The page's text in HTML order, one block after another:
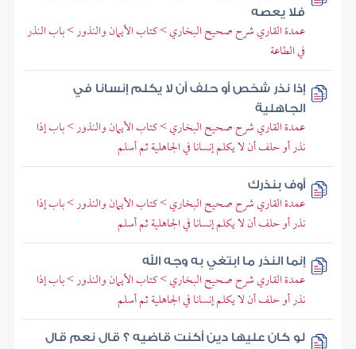
فلا يعصه
عمدة القاري شرح صحيح البخاري > كتاب الأيمان والنذور > باب النذر
في الطاعة
إذا نذر شخص أو حلف أن لا يكلم إنسانا في
الجاهلية
عمدة القاري شرح صحيح البخاري > كتاب الأيمان والنذور > باب إذا
نذر أو حلف أن لا يكلم إنسانا في الجاهلية ثم أسلم
أوف بنذرك
عمدة القاري شرح صحيح البخاري > كتاب الأيمان والنذور > باب إذا
نذر أو حلف أن لا يكلم إنسانا في الجاهلية ثم أسلم
إنما النذر ما ابتغي به وجه الله
عمدة القاري شرح صحيح البخاري > كتاب الأيمان والنذور > باب إذا
نذر أو حلف أن لا يكلم إنسانا في الجاهلية ثم أسلم
لو كان عليها دين أكنت قاضيه ؟ قال نعم قال